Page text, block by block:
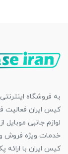
به فروشگاه
کیس ایران
خدمات ویژه فروش و
کیس ایران با ارائه